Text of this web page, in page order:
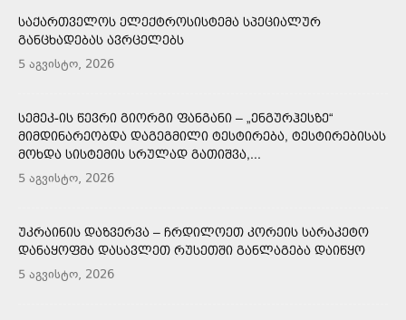
ᲡᲐᲥᲐᲠᲗᲕᲔᲚᲝᲡ ᲔᲚᲔᲥᲢᲠᲝᲡᲘᲡᲢᲔᲛᲐ ᲡᲞᲔᲪᲘᲐᲚᲣᲠ
ᲒᲐᲜᲪᲮᲐᲓᲔᲑᲐᲡ ᲐᲕᲠᲪᲔᲚᲔᲑᲡ
5 აგვისტო, 2026
ᲡᲔᲛᲔᲙ-ᲘᲡ ᲬᲔᲕᲠᲘ ᲒᲘᲝᲠᲒᲘ ᲤᲐᲜᲒᲐᲜᲘ – „ᲔᲜᲒᲣᲠᲰᲔᲡᲖᲔ“
ᲛᲘᲛᲓᲘᲜᲐᲠᲔᲝᲑᲓᲐ ᲓᲐᲒᲔᲒᲛᲘᲚᲘ ᲢᲔᲡᲢᲘᲠᲔᲑᲐ, ᲢᲔᲡᲢᲘᲠᲔᲑᲘᲡᲐᲡ
ᲛᲝᲮᲓᲐ ᲡᲘᲡᲢᲔᲛᲘᲡ ᲡᲠᲣᲚᲐᲓ ᲒᲐᲗᲘᲨᲕᲐ,...
5 აგვისტო, 2026
ᲣᲙᲠᲐᲘᲜᲘᲡ ᲓᲐᲖᲕᲔᲠᲕᲐ – ᲩᲠᲓᲘᲚᲝᲔᲗ ᲙᲝᲠᲔᲘᲡ ᲡᲐᲠᲐᲙᲔᲢᲝ
ᲓᲐᲜᲐᲧᲝᲤᲛᲐ ᲓᲐᲡᲐᲕᲚᲔᲗ ᲠᲣᲡᲔᲗᲨᲘ ᲒᲐᲜᲚᲐᲒᲔᲑᲐ ᲓᲐᲘᲬᲧᲝ
5 აგვისტო, 2026